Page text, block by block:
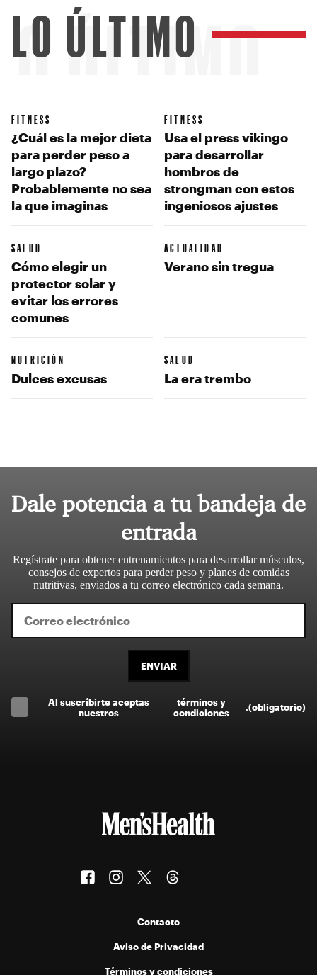
ÚLTIMO
LO ÚLTIMO
FITNESS
¿Cuál es la mejor dieta
para perder peso a
largo plazo?
Probablemente no sea
la que imaginas
FITNESS
Usa el press vikingo
para desarrollar
hombros de
strongman con estos
ingeniosos ajustes
SALUD
Cómo elegir un
protector solar y
evitar los errores
comunes
ACTUALIDAD
Verano sin tregua
NUTRICIÓN
Dulces excusas
SALUD
La era trembo
Dale potencia a tu bandeja de
entrada
Regístrate para obtener entrenamientos para desarrollar músculos,
consejos de expertos para perder peso y planes de comidas
nutritivas, enviados a tu correo electrónico cada semana.
ENVIAR
Al suscríbirte aceptas
nuestros
términos y
condiciones
.(obligatorio)
Contacto
Aviso de Privacidad
Términos y condiciones